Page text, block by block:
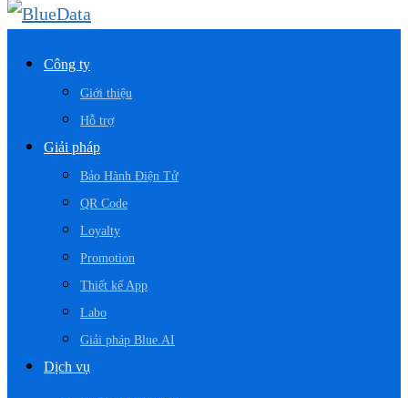
Công ty
Giới thiệu
Hỗ trợ
Giải pháp
Bảo Hành Điện Tử
QR Code
Loyalty
Promotion
Thiết kế App
Labo
Giải pháp Blue.AI
Dịch vụ